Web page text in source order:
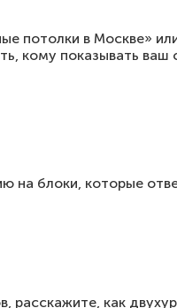
потолки в Москве»
кому показывать ваш
на блоки, которые
расскажите, как